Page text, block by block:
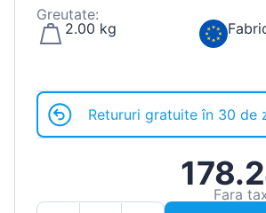
Greutate:
2.00 kg
Retururi gratuite în 30 de
Fara